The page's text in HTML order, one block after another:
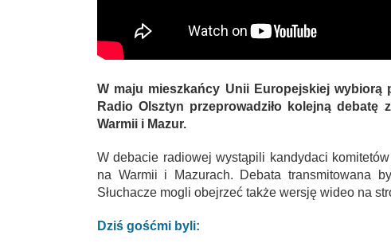
W maju mieszkańcy Unii Europejskiej wybiorą
Radio Olsztyn przeprowadziło kolejną debatę
Warmii i Mazur.
W debacie radiowej wystąpili kandydaci
na Warmii i Mazurach. Debata transmitowana
Słuchacze mogli obejrzeć także wersję wideo na
Dziś gośćmi byli: